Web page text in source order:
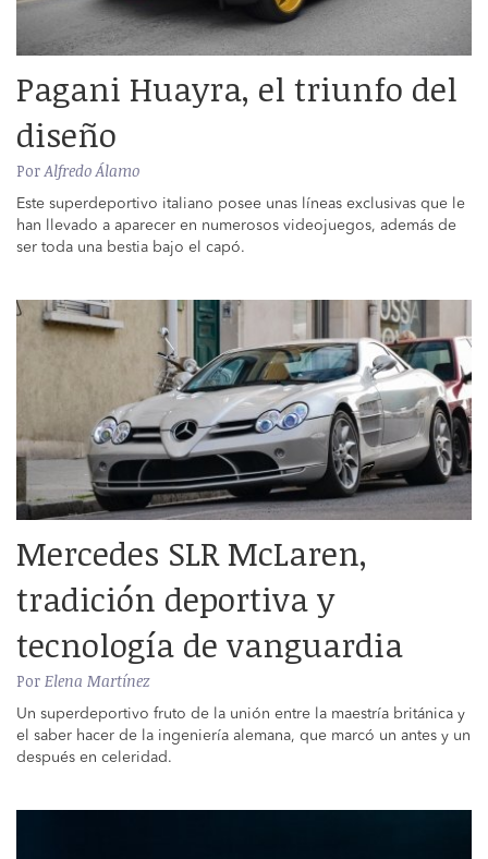
Pagani Huayra, el triunfo del
diseño
PorAlfredo Álamo
Este superdeportivo italiano posee unas líneas exclusivas que le
han llevado a aparecer en numerosos videojuegos, además de
ser toda una bestia bajo el capó.
Mercedes SLR McLaren,
tradición deportiva y
tecnología de vanguardia
Por Elena Martínez
Un superdeportivo fruto de la unión entre la maestría británica y
el saber hacer de la ingeniería alemana, que marcó un antes y un
después en celeridad.